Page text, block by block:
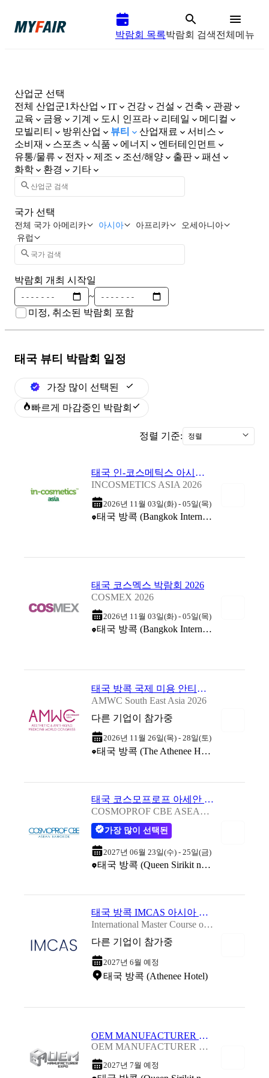
박람회 목록박람회 검색전체메뉴
산업군 선택
전체 산업군1차산업 IT 건강 건설 건축
관광
교육
금융 기계 도시 인프라 리테일
메디컬
모빌리티
방위산업 뷰티 산업재료
서비스
소비재
스포츠 식품 에너지
엔터테인먼트
유통/물류
전자 제조 조선/해양 출판
패션
화학
환경 기타
국가 선택
전체 국가 아메리카 아시아 아프리카
오세아니아
유럽
박람회 개최 시작일
~
미정, 취소된 박람회 포함
태국 뷰티 박람회 일정
가장 많이 선택된
빠르게 마감중인 박람회
정렬 기준: 정렬
태국 인-코스메틱스 아시아 박람회 2026
INCOSMETICS ASIA 2026
2026년 11월 03일(화) - 05일(목)
태국 방콕 (Bangkok International Trade & Exhibition Centre (BITEC))
태국 코스멕스 박람회 2026
COSMEX 2026
2026년 11월 03일(화) - 05일(목)
태국 방콕 (Bangkok International Trade & Exhibition Centre (BITEC))
태국 방콕 국제 미용 안티에이징 학회 AMWC 2026
AMWC South East Asia 2026
다른 기업이 참가중
2026년 11월 26일(목) - 28일(토)
태국 방콕 (The Athenee Hotel, A Luxury Collection Hotel, Bangkok )
태국 코스모프로프 아세안 방콕 2027
COSMOPROF CBE ASEAN 2027
가장 많이 선택된
2027년 06월 23일(수) - 25일(금)
태국 방콕 (Queen Sirikit national Convention Center(QSNCC))
태국 방콕 IMCAS 아시아 국제 미용성형학회 2027
International Master Course on Aging Science 2027
다른 기업이 참가중
2027년 6월 예정
태국 방콕 (Athenee Hotel)
OEM MANUFACTURER EXPO 2027
OEM MANUFACTURER EXPO 2027
2027년 7월 예정